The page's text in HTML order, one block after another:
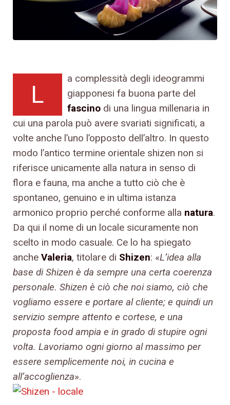
L
a complessità degli ideogrammi
giapponesi fa buona parte del
fascino di una lingua millenaria in
cui una parola può avere svariati significati, a
volte anche l’uno l’opposto dell’altro. In questo
modo l’antico termine orientale shizen non si
riferisce unicamente alla natura in senso di
flora e fauna, ma anche a tutto ciò che è
spontaneo, genuino e in ultima istanza
armonico proprio perché conforme alla natura.
Da qui il nome di un locale sicuramente non
scelto in modo casuale. Ce lo ha spiegato
anche Valeria, titolare di Shizen: «L’idea alla
base di Shizen è da sempre una certa coerenza
personale. Shizen è ciò che noi siamo, ciò che
vogliamo essere e portare al cliente; e quindi un
servizio sempre attento e cortese, e una
proposta food ampia e in grado di stupire ogni
volta. Lavoriamo ogni giorno al massimo per
essere semplicemente noi, in cucina e
all’accoglienza».